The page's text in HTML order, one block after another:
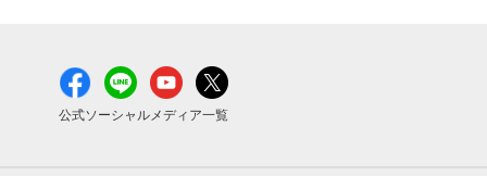
公式ソーシャルメディア一覧